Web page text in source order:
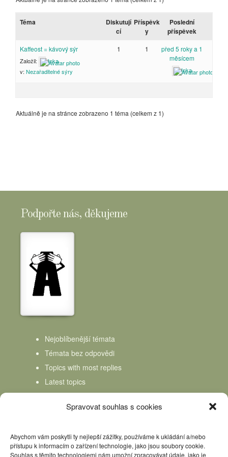
Spravovat souhlas s cookies
Abychom vám poskytli ty nejlepší zážitky, používáme k ukládání a/nebo
přístupu k informacím o zařízení technologie, jako jsou soubory cookie.
Souhlas s těmito technologiemi nám umožní zpracovávat údaje, jako je
Téma
Diskutují
cí
Příspěvk
y
Poslední
příspěvek
Kaffeost = kávový sýr
Založil:
Inka
v: Nezařaditelné sýry
1 1
před 5 roky a 1
měsícem
Inka
Aktuálně je na stránce zobrazeno 1 téma (celkem z 1)
Podpořte nás, děkujeme
Nejoblíbenější témata
Témata bez odpovědi
Topics with most replies
Latest topics
Topics Freshness